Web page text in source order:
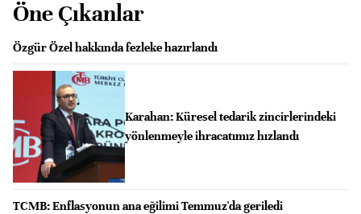
Öne Çıkanlar
Özgür Özel hakkında fezleke hazırlandı
Karahan: Küresel tedarik zincirlerindeki
yönlenmeyle ihracatımız hızlandı
TCMB: Enflasyonun ana eğilimi Temmuz'da geriledi